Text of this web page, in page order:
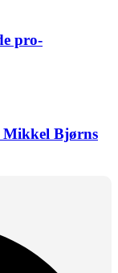
pro-
Mikkel Bjørns